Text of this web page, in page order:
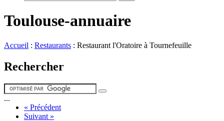
Toulouse-annuaire
Accueil : Restaurants : Restaurant l'Oratoire à Tournefeuille
Rechercher
...
« Précédent
Suivant »